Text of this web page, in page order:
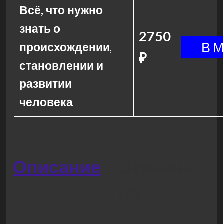
Всё, что нужно
знать о
происхождении,
становлении и
развитии
человека
2750
₽
Описание